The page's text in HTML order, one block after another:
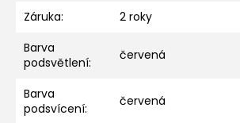
Záruka:
2 roky
Barva
podsvětlení: červená
Barva
podsvícení: červená